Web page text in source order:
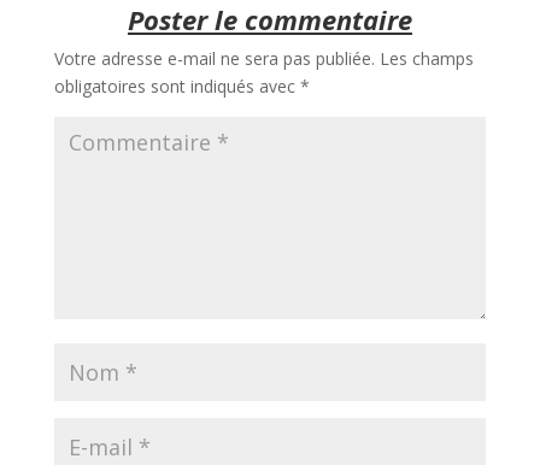
Poster le commentaire
Votre adresse e-mail ne sera pas publiée. Les champs
obligatoires sont indiqués avec *